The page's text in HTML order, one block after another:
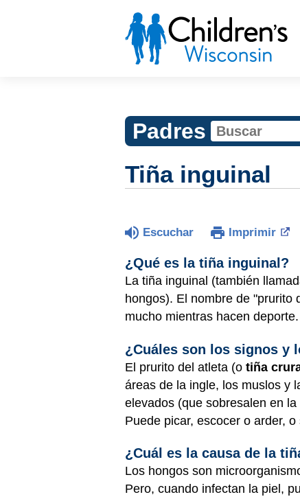
Padres
Tiña inguinal
Escuchar Imprimir
¿Qué es la tiña inguinal?
La tiña inguinal (también
hongos). El nombre de "prurito
mucho mientras hacen
¿Cuáles son los signos y
El prurito del atleta (o tiña
áreas de la ingle, los muslos y
elevados (que sobresalen en
Puede picar, escocer o arder,
¿Cuál es la causa de la
Los hongos son
Pero, cuando infectan la piel,